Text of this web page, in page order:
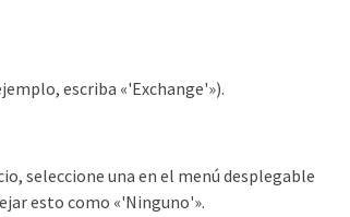
escriba «'Exchange'»).
seleccione una en el menú desplegable
esto como «'Ninguno'».